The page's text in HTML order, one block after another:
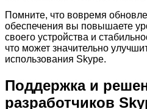
Помните, что вовремя
обеспечения вы повышаете
своего устройства и
что может значительно
использования Skype.
Поддержка и
разработчиков